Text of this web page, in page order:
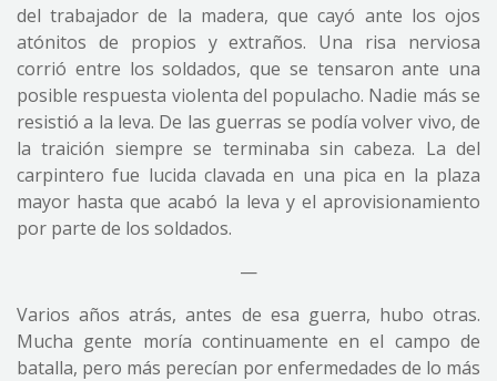
del trabajador de la madera, que cayó ante los ojos
atónitos de propios y extraños. Una risa nerviosa
corrió entre los soldados, que se tensaron ante una
posible respuesta violenta del populacho. Nadie más se
resistió a la leva. De las guerras se podía volver vivo, de
la traición siempre se terminaba sin cabeza. La del
carpintero fue lucida clavada en una pica en la plaza
mayor hasta que acabó la leva y el aprovisionamiento
por parte de los soldados.
—
Varios años atrás, antes de esa guerra, hubo otras.
Mucha gente moría continuamente en el campo de
batalla, pero más perecían por enfermedades de lo más